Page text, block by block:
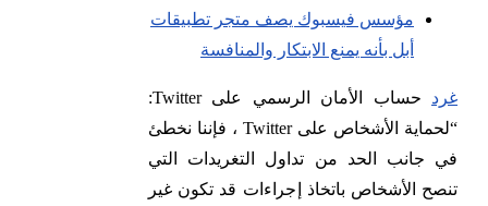
مؤسس فيسبوك يصف متجر تطبيقات
أبل بأنه يمنع الابتكار والمنافسة
غرد
حساب الأمان الرسمي على Twitter:
“لحماية الأشخاص على Twitter ، فإننا نخطئ
في جانب الحد من تداول التغريدات التي
تنصح الأشخاص باتخاذ إجراءات قد تكون غير